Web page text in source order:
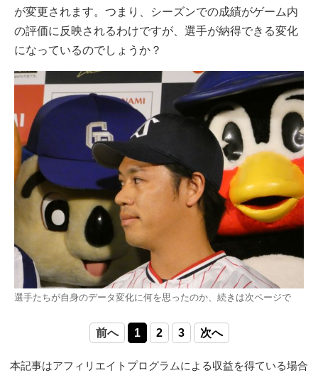
が変更されます。つまり、シーズンでの成績がゲーム内
の評価に反映されるわけですが、選手が納得できる変化
になっているのでしょうか？
選手たちが自身のデータ変化に何を思ったのか、続きは次ページで
前へ 1 2 3 次へ
本記事はアフィリエイトプログラムによる収益を得ている場合